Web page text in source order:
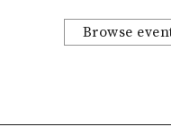
Browse